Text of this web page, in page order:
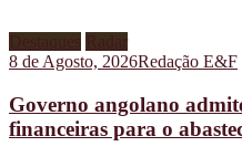
Destaques Radar
8 de Agosto, 2026Redação E&F
Governo angolano
financeiras para o